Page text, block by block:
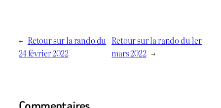
← Retour sur la rando du
24 février 2022
Retour sur la rando du 1er
mars 2022 →